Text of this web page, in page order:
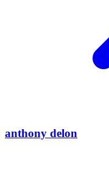
anthony delon